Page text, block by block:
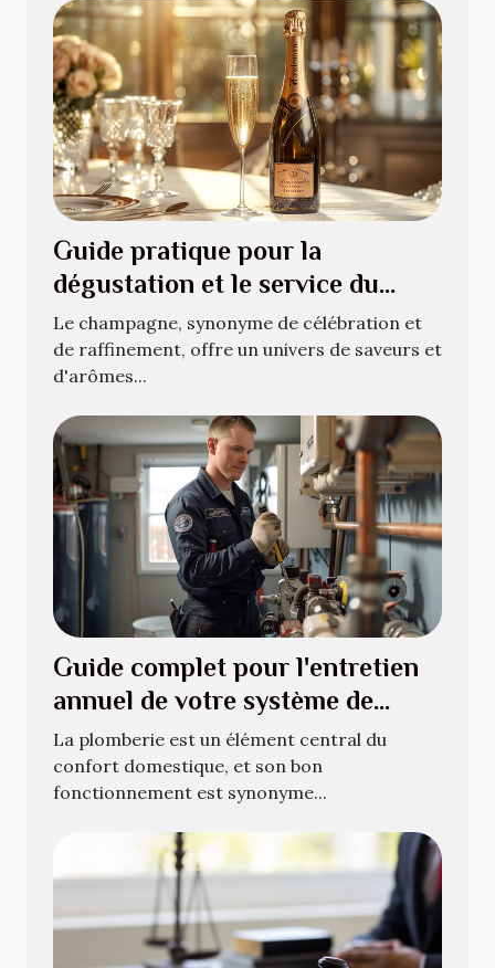
Guide pratique pour la
dégustation et le service du
champagne
Le champagne, synonyme de célébration et
de raffinement, offre un univers de saveurs et
d'arômes...
Guide complet pour l'entretien
annuel de votre système de
plomberie
La plomberie est un élément central du
confort domestique, et son bon
fonctionnement est synonyme...